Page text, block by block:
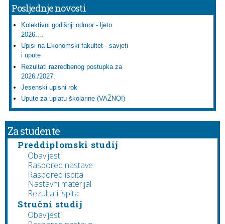
Posljednje novosti
Kolektivni godišnji odmor - ljeto
2026....
Upisi na Ekonomski fakultet - savjeti
i upute
Rezultati razredbenog postupka za
2026./2027.
Jesenski upisni rok
Upute za uplatu školarine (VAŽNO!)
Za studente
Preddiplomski studij
Obavijesti
Raspored nastave
Raspored ispita
Nastavni materijal
Rezultati ispita
Stručni studij
Obavijesti